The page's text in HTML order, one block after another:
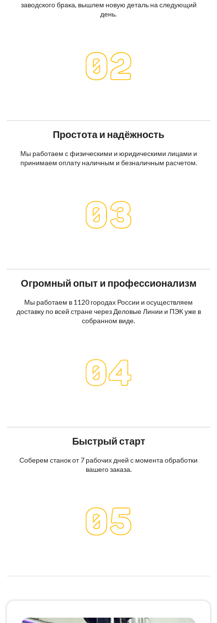
заводского брака, вышлем новую деталь на следующий
день.
Простота и надёжность
Мы работаем с физическими и юридическими лицами и
принимаем оплату наличным и безналичным расчетом.
Огромный опыт и профессионализм
Мы работаем в 1120 городах России и осуществляем
доставку по всей стране через Деловые Линии и ПЭК уже в
собранном виде.
Быстрый старт
Соберем станок от 7 рабочих дней с момента обработки
вашего заказа.